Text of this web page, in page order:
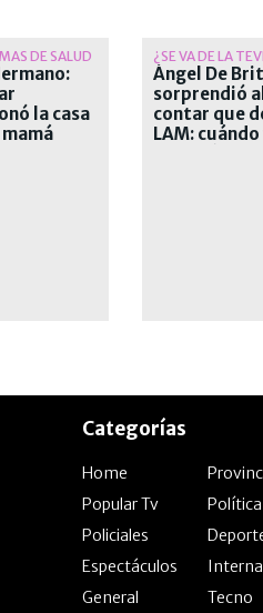
DE SALUD
la casa
¿SE VA DE LA
Ángel De
sorprendió al
contar que
LAM: cuándo
Categorías
Home
Popular Tv
Política
Policiales
Espectáculos
General
Tecno